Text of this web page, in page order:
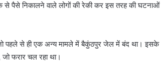
से पैसे निकालने वाले लोगों की रेकी कर इस तरह की घटनाओं
पहले से ही एक अन्य मामले में बैकुंठपुर जेल में बंद था। इसके
जो फरार चल रहा था।